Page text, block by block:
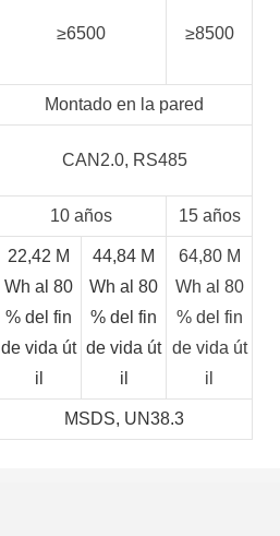
≥6500 ≥8500
Montado en la pared
CAN2.0, RS485
10 años 15 años
22,42 M
Wh al 80
% del fin
de vida út
il
44,84 M
Wh al 80
% del fin
de vida út
il
64,80 M
Wh al 80
% del fin
de vida út
il
MSDS, UN38.3